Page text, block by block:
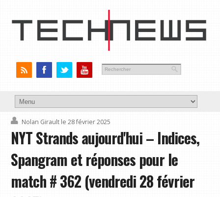
Nolan Girault le 28 février 2025
NYT Strands aujourd'hui – Indices,
Spangram et réponses pour le
match # 362 (vendredi 28 février